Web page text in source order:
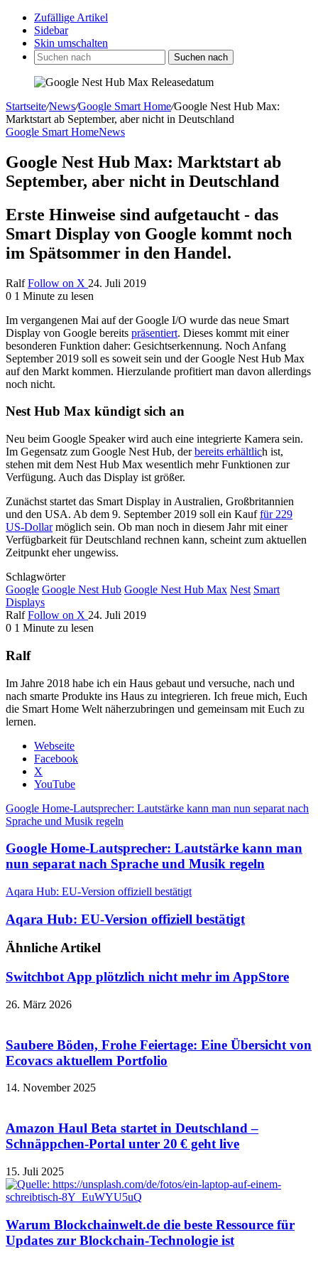
Zufällige Artikel
Sidebar
Skin umschalten
Suchen nach
Startseite/News/Google Smart Home/Google Nest Hub Max:
Marktstart ab September, aber nicht in Deutschland
Google Smart HomeNews
Google Nest Hub Max: Marktstart ab
September, aber nicht in Deutschland
Erste Hinweise sind aufgetaucht - das
Smart Display von Google kommt noch
im Spätsommer in den Handel.
Ralf Follow on X 24. Juli 2019
0 1 Minute zu lesen
Im vergangenen Mai auf der Google I/O wurde das neue Smart
Display von Google bereits präsentiert. Dieses kommt mit einer
besonderen Funktion daher: Gesichtserkennung. Noch Anfang
September 2019 soll es soweit sein und der Google Nest Hub Max
auf den Markt kommen. Hierzulande profitiert man davon allerdings
noch nicht.
Nest Hub Max kündigt sich an
Neu beim Google Speaker wird auch eine integrierte Kamera sein.
Im Gegensatz zum Google Nest Hub, derbereits erhältlich ist,
stehen mit dem Nest Hub Max wesentlich mehr Funktionen zur
Verfügung. Auch das Display ist größer.
Zunächst startet das Smart Display in Australien, Großbritannien
und den USA. Ab dem 9. September 2019 soll ein Kauffür 229
US-Dollarmöglich sein. Ob man noch in diesem Jahr mit einer
Verfügbarkeit für Deutschland rechnen kann, scheint zum aktuellen
Zeitpunkt eher ungewiss.
Schlagwörter
Google Google Nest Hub Google Nest Hub Max Nest Smart
Displays
Ralf Follow on X 24. Juli 2019
0 1 Minute zu lesen
Ralf
Im Jahre 2018 habe ich ein Haus gebaut und versuche, nach und
nach smarte Produkte ins Haus zu integrieren. Ich freue mich, Euch
die Smart Home Welt näherzubringen und gemeinsam mit Euch zu
lernen.
Webseite
Facebook
X
YouTube
Google Home-Lautsprecher: Lautstärke kann man nun separat nach
Sprache und Musik regeln
Google Home-Lautsprecher: Lautstärke kann man
nun separat nach Sprache und Musik regeln
Aqara Hub: EU-Version offiziell bestätigt
Aqara Hub: EU-Version offiziell bestätigt
Ähnliche Artikel
Switchbot App plötzlich nicht mehr im AppStore
26. März 2026
Saubere Böden, Frohe Feiertage: Eine Übersicht von
Ecovacs aktuellem Portfolio
14. November 2025
Amazon Haul Beta startet in Deutschland –
Schnäppchen-Portal unter 20 € geht live
15. Juli 2025
Warum Blockchainwelt.de die beste Ressource für
Updates zur Blockchain-Technologie ist